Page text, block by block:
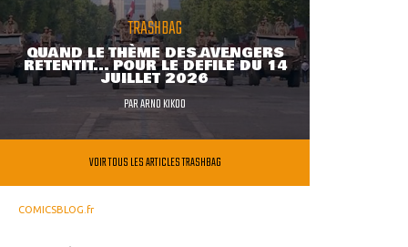
TRASHBAG
QUAND LE THÈME DES AVENGERS
RETENTIT... POUR LE DÉFILÉ DU 14
JUILLET 2026
PARARNO KIKOO
VOIR TOUS LES ARTICLES TRASHBAG
COMICSBLOG.fr